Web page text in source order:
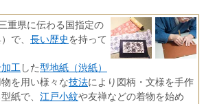
三重県に伝わる国指定の
で、 長い歴史を持って
工 した型地紙（渋紙）
を用い様々な技法により図柄・文様を手作
紙で、 江戸小紋や友禅などの着物を始め